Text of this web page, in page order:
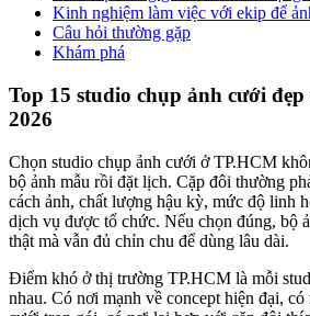
Kinh nghiệm làm việc với ekip để
Câu hỏi thường gặp
Khám phá
Top 15 studio chụp ảnh cưới
2026
Chọn studio chụp ảnh cưới ở TP.HCM
bộ ảnh mẫu rồi đặt lịch. Cặp đôi thường
cách ảnh, chất lượng hậu kỳ, mức độ linh
dịch vụ được tổ chức. Nếu chọn đúng, bộ
thật mà vẫn đủ chỉn chu để dùng lâu dài.
Điểm khó ở thị trường TP.HCM là mỗi
nhau. Có nơi mạnh về concept hiện đại,